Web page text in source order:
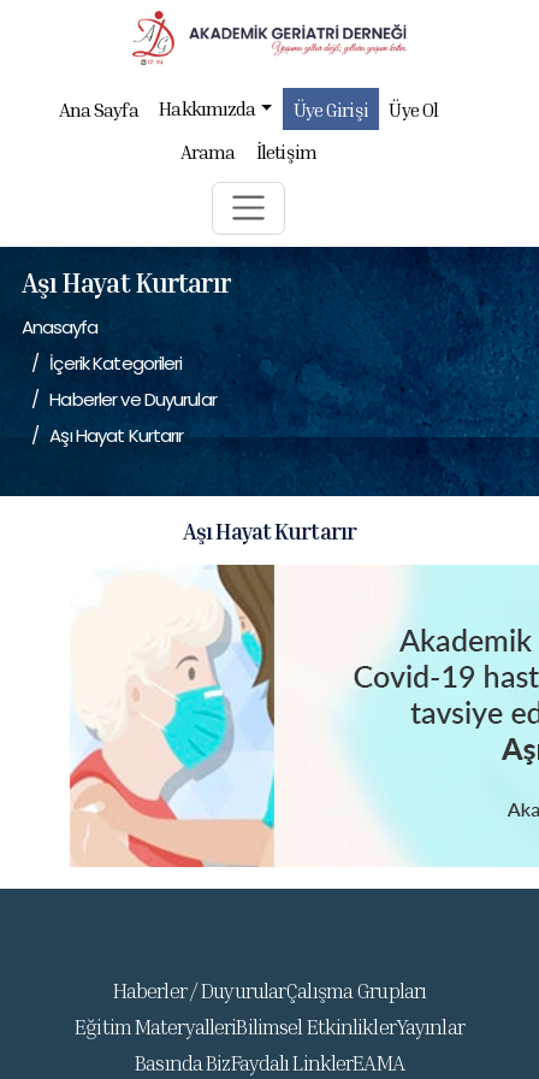
Ana Sayfa Hakkımızda Üye Girişi
Üye Ol
Arama
İletişim
Aşı Hayat Kurtarır
Anasayfa
İçerik Kategorileri
Haberler ve Duyurular
Aşı Hayat Kurtarır
Aşı Hayat Kurtarır
Haberler / DuyurularÇalışma Grupları
Eğitim MateryalleriBilimsel EtkinliklerYayınlar
Basında BizFaydalı LinklerEAMA